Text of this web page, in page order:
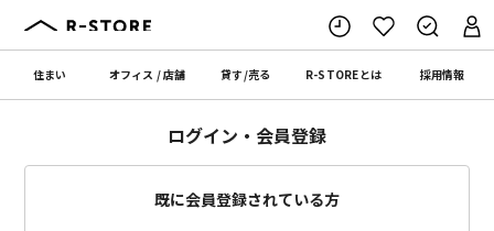
住まい オフィス /店舗 貸す/売る R-STOREとは 採用情報
ログイン・会員登録
既に会員登録されている方